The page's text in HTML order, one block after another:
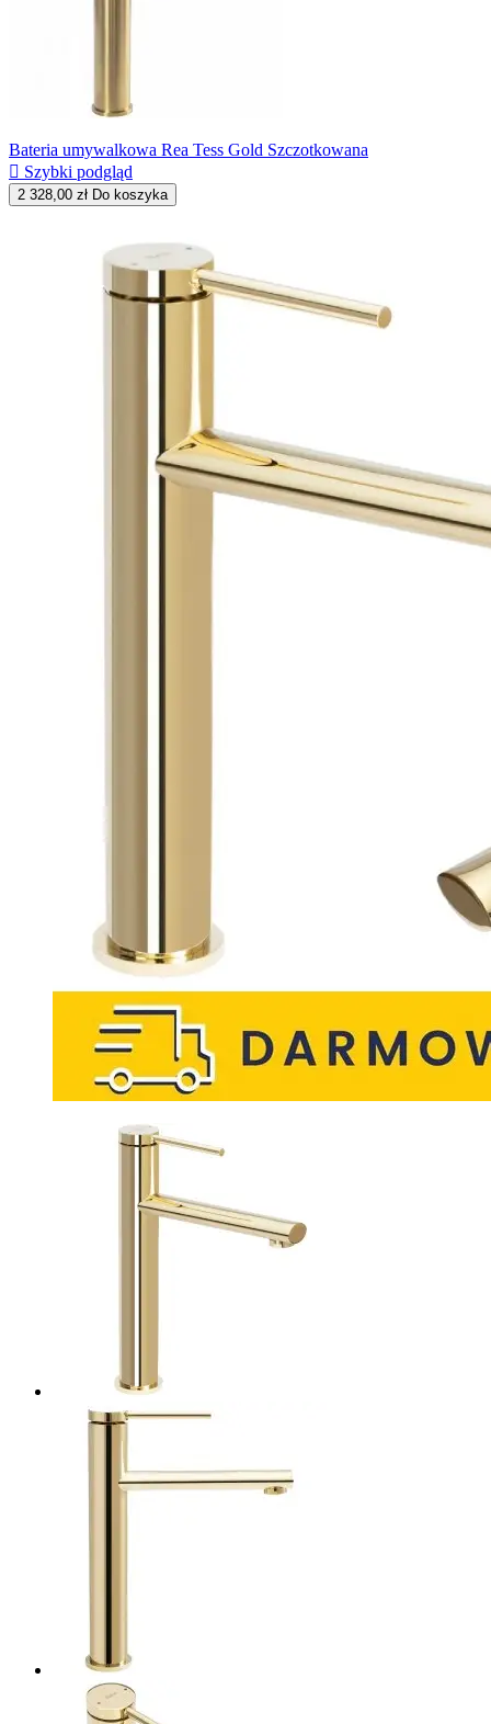
Bateria umywalkowa Rea Tess Gold Szczotkowana
 Szybki podgląd
2 328,00 zł Do koszyka